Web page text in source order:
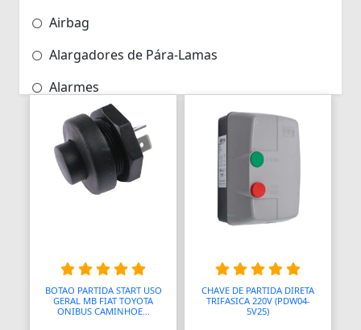
Airbag
Alargadores de Pára-Lamas
Alarmes
Alarmes para Motos
Algemas
Algemas Policiais
Almofadas
Almofadas
BOTAO PARTIDA START USO
GERAL MB FIAT TOYOTA
ONIBUS CAMINHOE...
CHAVE DE PARTIDA DIRETA
TRIFASICA 220V (PDW04-
5V25)